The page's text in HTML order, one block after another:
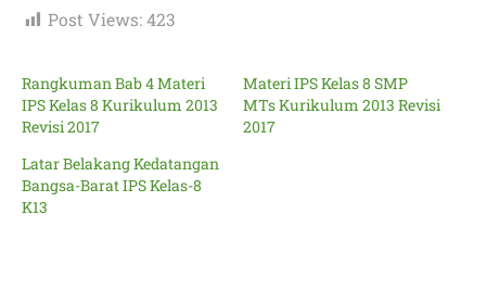
Post Views:423
Rangkuman Bab 4 Materi
IPS Kelas 8 Kurikulum 2013
Revisi 2017
Materi IPS Kelas 8 SMP
MTs Kurikulum 2013 Revisi
2017
Latar Belakang Kedatangan
Bangsa-Barat IPS Kelas-8
K13